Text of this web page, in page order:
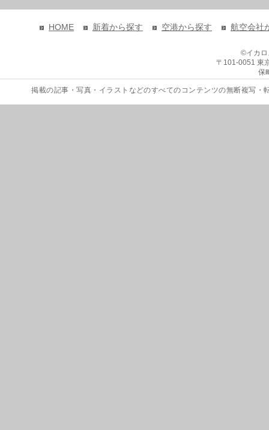
HOME 新着から探す 空港から探す 航空会社
©イカ
〒101-0051 東
保
掲載の記事・写真・イラストなどのすべてのコンテンツの無断複